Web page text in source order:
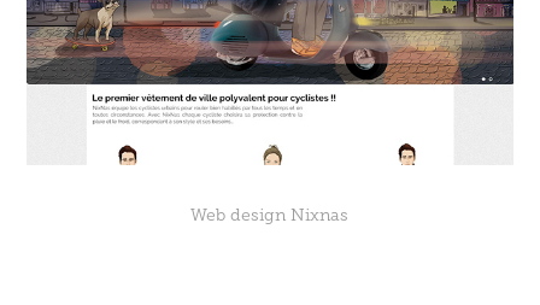
Web design Nixnas